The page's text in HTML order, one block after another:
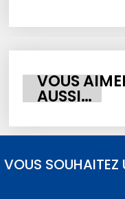
VOUS
AUSSI…
VOUS SOUHAITEZ